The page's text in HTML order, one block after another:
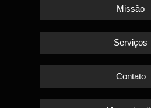
Missão
Serviços
Contato